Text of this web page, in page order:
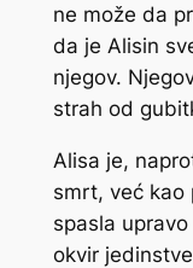
ne može da
da je Alisin
njegov.
strah od
Alisa je,
smrt, već kao
spasla
okvir